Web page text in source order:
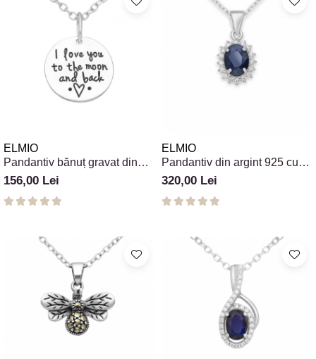
ELMIO
Pandantiv bănuț gravat din
argint 925 cu mesaj
156,00 Lei
ELMIO
Pandantiv din argint 925 cu
safir și cubic zirconia
320,00 Lei